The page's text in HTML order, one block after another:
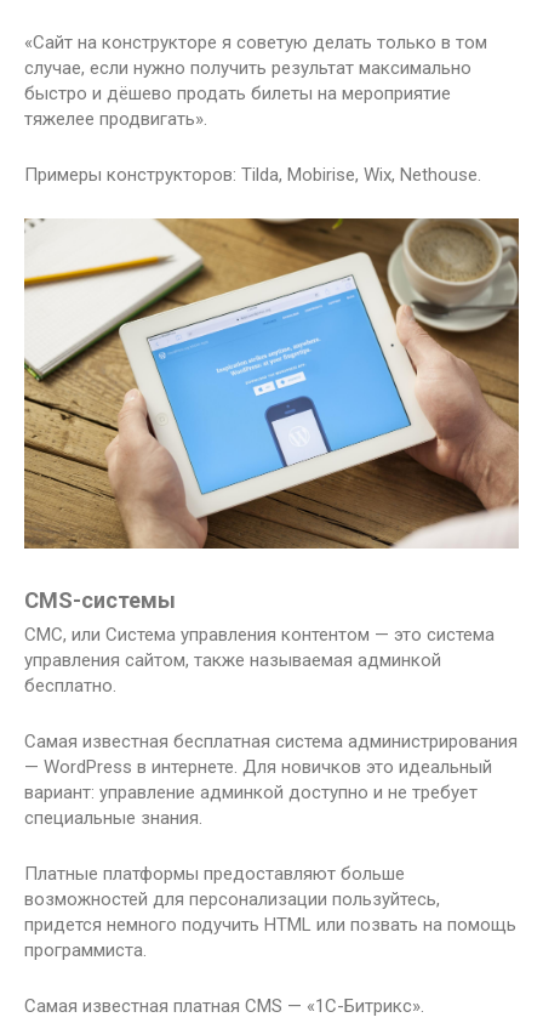
«Сайт на конструкторе я советую делать только в том
случае, если нужно получить результат максимально
быстро и дёшево продать билеты на мероприятие
тяжелее продвигать».
Примеры конструкторов: Tilda, Mobirise, Wix, Nethouse.
СMS-системы
СМС, или Система управления контентом — это система
управления сайтом, также называемая админкой
бесплатно.
Самая известная бесплатная система администрирования
— WordPress в интернете. Для новичков это идеальный
вариант: управление админкой доступно и не требует
специальные знания.
Платные платформы предоставляют больше
возможностей для персонализации пользуйтесь,
придется немного подучить HTML или позвать на помощь
программиста.
Самая известная платная CMS — «1С-Битрикс».